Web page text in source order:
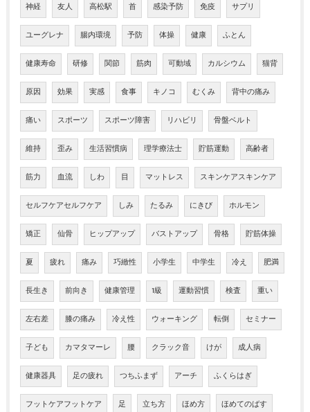
神経 友人 高松駅 首 感染予防 免疫 サプリ
ユーグレナ 腸内環境 予防 体操 健康 ふとん
健康寿命 研修 関節 筋肉 可動域 カルシウム 猫背
原因 効果 実感 食事 キノコ むくみ 背中の痛み
痛い スポーツ スポーツ障害 リハビリ 骨盤ベルト
維持 歪み 生活習慣病 理学療法士 貯筋運動 高齢者
筋力 血流 しわ 目 マットレス スキンケアスキンケア
セルフケアセルフケア しみ たるみ にきび ホルモン
矯正 仙骨 ヒップアップ バストアップ 骨格 貯筋体操
夏 疲れ 痛み 巧緻性 小学生 中学生 冷え 肥満
長生き 前向き 健康管理 1級 運動習慣 検査 重い
左右差 膝の痛み 冷え性 ウォーキング 転倒 セミナー
子ども カマタマーレ 腰 クラック音 けが 成人病
健康器具 足の疲れ つちふまず アーチ ふくらはぎ
フットケアフットケア 足 立ち方 ほめ方 ほめてのばす